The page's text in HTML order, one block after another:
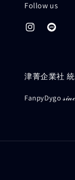
Follow us
津菁企業社
FanpyDygo